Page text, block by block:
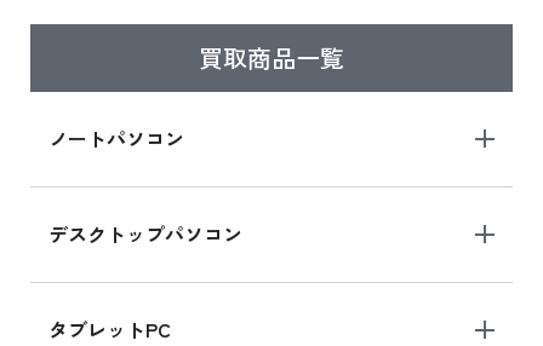
買取商品一覧
ノートパソコン
デスクトップパソコン
タブレットPC
ら
iPad mini シリーズ 2024
iPad mini 8.3インチ の新品買取価格